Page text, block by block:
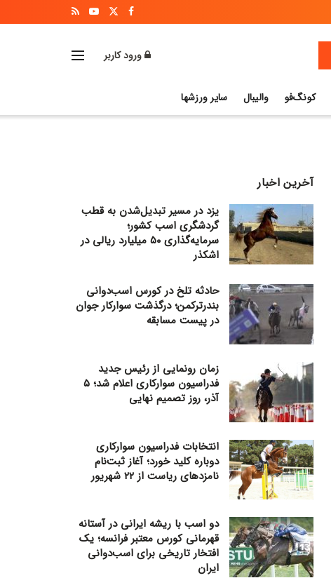
ورود کاربر
کونگ‌فو والیبال سایر ورزشها
آخرین اخبار
یزد در مسیر تبدیل‌شدن به قطب
گردشگری اسب کشور؛
سرمایه‌گذاری ۵۰ میلیارد ریالی در
اشکذر
حادثه تلخ در کورس اسب‌دوانی
بندرترکمن؛ درگذشت سوارکار جوان
در پیست مسابقه
زمان رونمایی از رئیس جدید
فدراسیون سوارکاری اعلام شد؛ ۵
آذر، روز تصمیم نهایی
انتخابات فدراسیون سوارکاری
دوباره کلید خورد؛ آغاز ثبت‌نام
نامزدهای ریاست از ۲۲ شهریور
دو اسب با ریشه ایرانی در آستانه
قهرمانی کورس معتبر فرانسه؛ یک
افتخار تاریخی برای اسب‌دوانی
ایران